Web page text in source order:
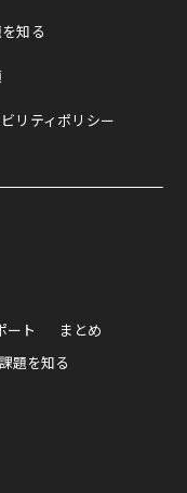
知る
リティポリシー
ート
まとめ
題を知る